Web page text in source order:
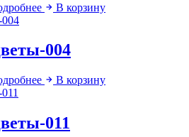
В корзину
004
В корзину
011